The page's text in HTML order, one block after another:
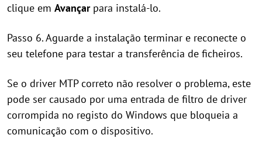
clique em Avançarpara instalá-lo.
Passo 6. Aguarde a instalação terminar e reconecte o
seu telefone para testar a transferência de ficheiros.
Se o driver MTP correto não resolver o problema, este
pode ser causado por uma entrada de filtro de driver
corrompida no registo do Windows que bloqueia a
comunicação com o dispositivo.